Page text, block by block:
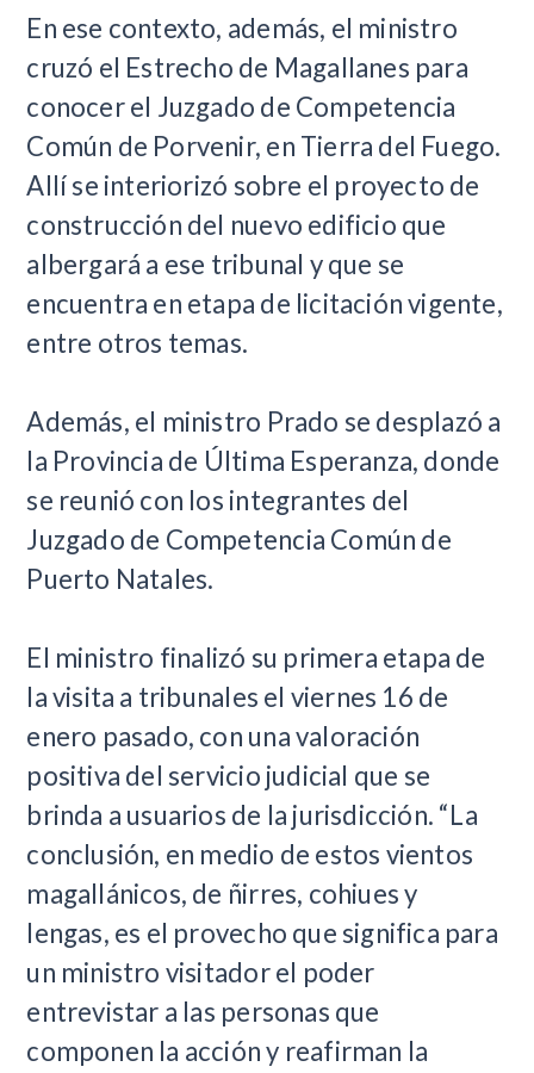
En ese contexto, además, el ministro
cruzó el Estrecho de Magallanes para
conocer el Juzgado de Competencia
Común de Porvenir, en Tierra del Fuego.
Allí se interiorizó sobre el proyecto de
construcción del nuevo edificio que
albergará a ese tribunal y que se
encuentra en etapa de licitación vigente,
entre otros temas.
Además, el ministro Prado se desplazó a
la Provincia de Última Esperanza, donde
se reunió con los integrantes del
Juzgado de Competencia Común de
Puerto Natales.
El ministro finalizó su primera etapa de
la visita a tribunales el viernes 16 de
enero pasado, con una valoración
positiva del servicio judicial que se
brinda a usuarios de la jurisdicción. “La
conclusión, en medio de estos vientos
magallánicos, de ñirres, cohiues y
lengas, es el provecho que significa para
un ministro visitador el poder
entrevistar a las personas que
componen la acción y reafirman la